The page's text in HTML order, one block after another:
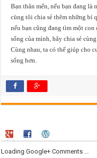
Bạn thân mến, nếu bạn đang là
cùng tôi chia sẻ thêm những bí
nếu bạn cũng đang tìm một
sống của mình, hãy chia sẻ
Cùng nhau, ta có thể giúp cho
sống hơn.
Loading Google+ Comments ...